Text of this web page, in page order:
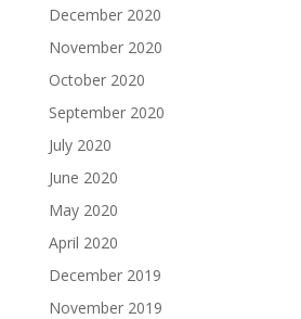
December 2020
November 2020
October 2020
September 2020
July 2020
June 2020
May 2020
April 2020
December 2019
November 2019